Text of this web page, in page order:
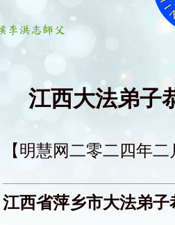
江西大法弟子
【明慧网二零二四年
江西省萍乡市大法弟